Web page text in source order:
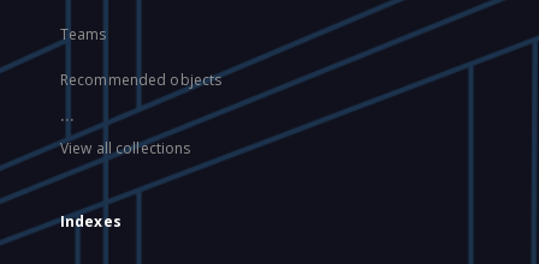
Teams
Recommended objects
...
View all collections
Indexes